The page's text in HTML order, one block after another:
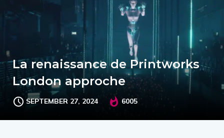
La renaissance de Printworks
London approche
SEPTEMBER 27, 2024 6005